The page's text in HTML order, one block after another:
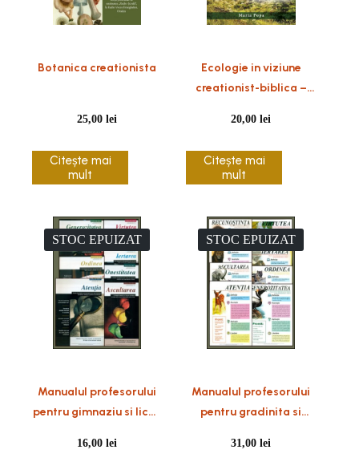
Botanica creationista
25,00lei
Citește mai
mult
Ecologie in viziune
creationist-biblica –
20,00lei
Citește mai
mult
STOC EPUIZAT
Manualul profesorului
pentru gimnaziu si liceu
16,00lei
STOC EPUIZAT
Manualul profesorului
pentru gradinita si
reviste
31,00lei